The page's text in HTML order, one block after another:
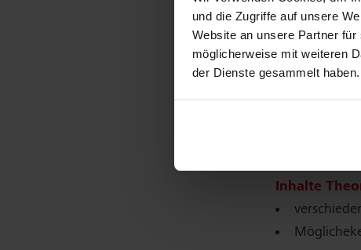
und die Zugriffe auf unsere
Website an unsere Partner
möglicherweise mit weiteren
der Dienste gesammelt haben.
Kursziele:
Die
setzen
wissen
kennen
Inhalte